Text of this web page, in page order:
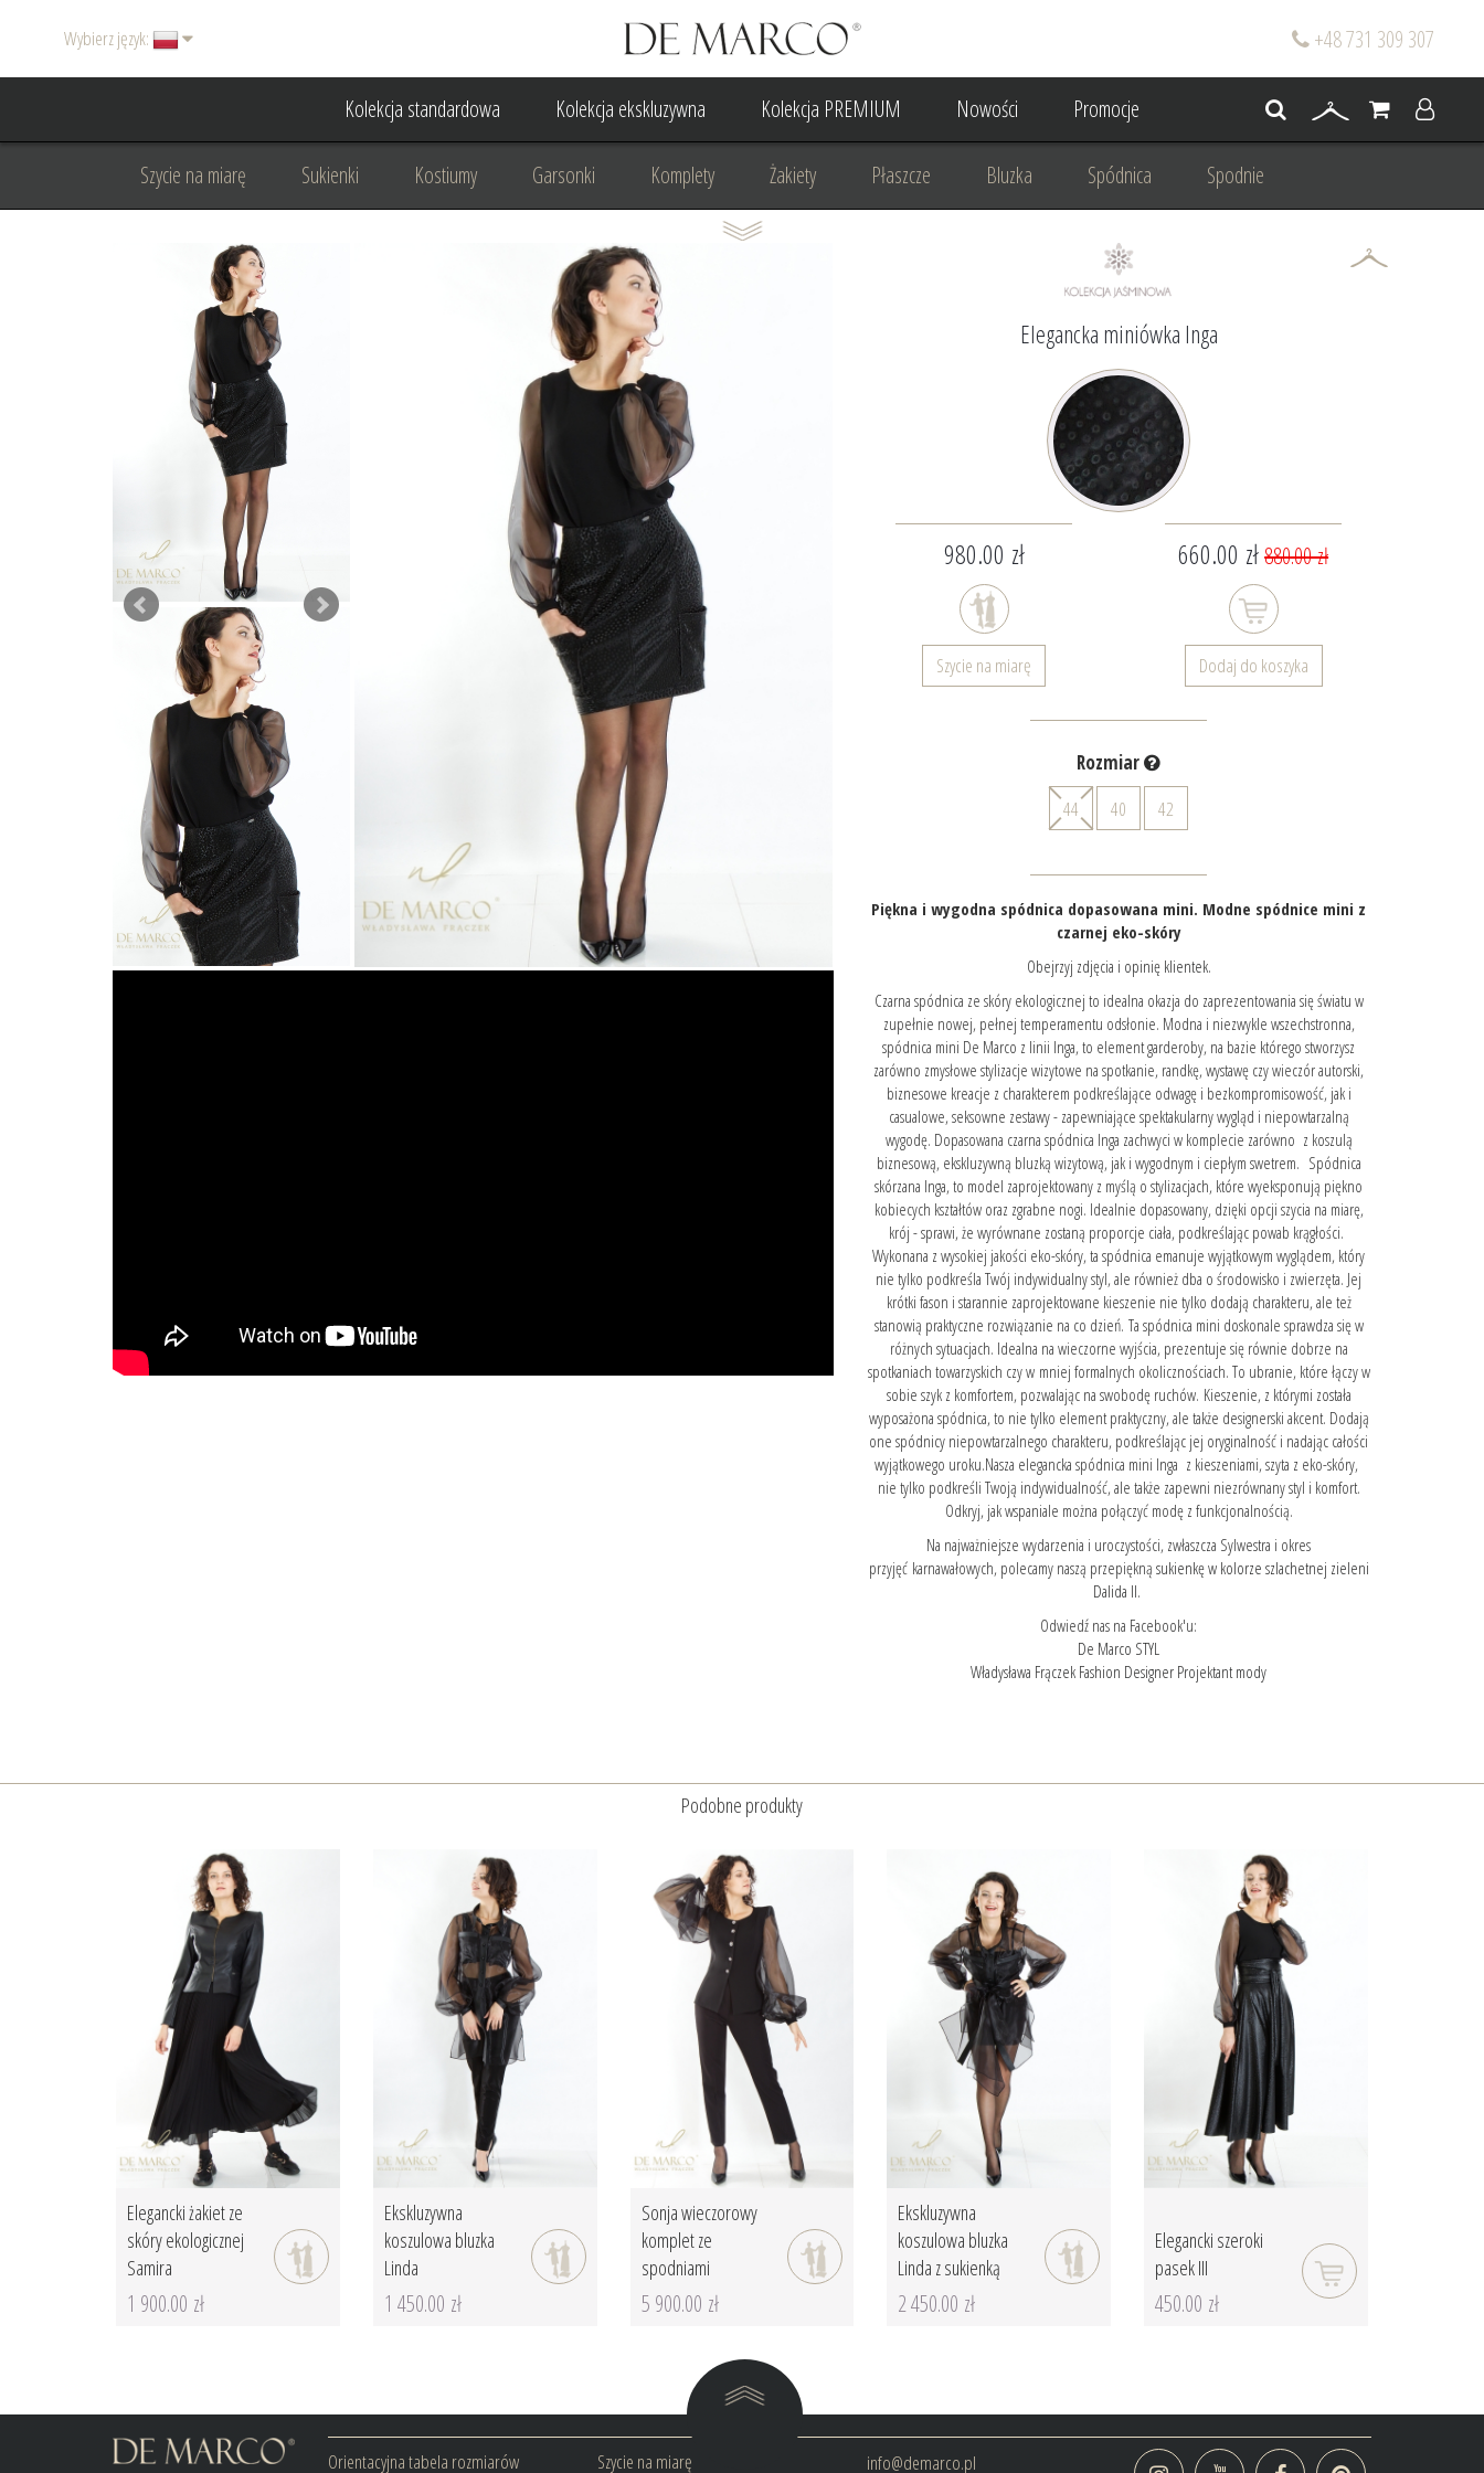
+48 731 309 307
Wybierz język:
Kolekcja standardowa Kolekcja ekskluzywna Kolekcja PREMIUM Nowości Promocje
Szycie na miarę Sukienki Kostiumy Garsonki Komplety Żakiety Płaszcze Bluzka Spódnica Spodnie
Dodatki Suknia Wieczorowa Suknia Ślubna Dla mamy wesela
Odzież wizytowa Odzież biznesowa Projektowanie/ Stylizacja
Elegancka miniówka Inga
980.00 zł
Szycie na miarę
660.00 zł880.00 zł
Dodaj do koszyka
Rozmiar
44
40 42
Piękna i wygodna spódnica dopasowana mini. Modne spódnice mini z
czarnej eko-skóry
Obejrzyj zdjęcia i opinię klientek.
Czarna spódnica ze skóry ekologicznej to idealna okazja do zaprezentowania się światu w
zupełnie nowej, pełnej temperamentu odsłonie. Modna i niezwykle wszechstronna,
spódnica mini De Marco z linii Inga, to element garderoby, na bazie którego stworzysz
zarówno zmysłowe stylizacje wizytowe na spotkanie, randkę, wystawę czy wieczór autorski,
biznesowe kreacje z charakterem podkreślające odwagę i bezkompromisowość, jak i
casualowe, seksowne zestawy - zapewniające spektakularny wygląd i niepowtarzalną
wygodę. Dopasowana czarna spódnica Inga zachwyci w komplecie zarówno z koszulą
biznesową, ekskluzywną bluzką wizytową, jak i wygodnym i ciepłym swetrem. Spódnica
skórzana Inga, to model zaprojektowany z myślą o stylizacjach, które wyeksponują piękno
kobiecych kształtów oraz zgrabne nogi. Idealnie dopasowany, dzięki opcji szycia na miarę,
krój - sprawi, że wyrównane zostaną proporcje ciała, podkreślając powab krągłości.
Wykonana z wysokiej jakości eko-skóry, ta spódnica emanuje wyjątkowym wyglądem, który
nie tylko podkreśla Twój indywidualny styl, ale również dba o środowisko i zwierzęta. Jej
krótki fason i starannie zaprojektowane kieszenie nie tylko dodają charakteru, ale też
stanowią praktyczne rozwiązanie na co dzień. Ta spódnica mini doskonale sprawdza się w
różnych sytuacjach. Idealna na wieczorne wyjścia, prezentuje się równie dobrze na
spotkaniach towarzyskich czy w mniej formalnych okolicznościach. To ubranie, które łączy w
sobie szyk z komfortem, pozwalając na swobodę ruchów. Kieszenie, z którymi została
wyposażona spódnica, to nie tylko element praktyczny, ale także designerski akcent. Dodają
one spódnicy niepowtarzalnego charakteru, podkreślając jej oryginalność i nadając całości
wyjątkowego uroku.Nasza elegancka spódnica mini Inga z kieszeniami, szyta z eko-skóry,
nie tylko podkreśli Twoją indywidualność, ale także zapewni niezrównany styl i komfort.
Odkryj, jak wspaniale można połączyć modę z funkcjonalnością.
Na najważniejsze wydarzenia i uroczystości, zwłaszcza Sylwestra i okres
przyjęć karnawałowych, polecamy naszą przepiękną sukienkę w kolorze szlachetnej zieleni
Dalida II.
Odwiedź nas na Facebook'u:
De Marco STYL
Władysława Frączek Fashion Designer Projektant mody
Podobne produkty
Elegancki żakiet ze
skóry ekologicznej
Samira
1 900.00 zł
Ekskluzywna
koszulowa bluzka
Linda
1 450.00 zł
Sonja wieczorowy
komplet ze
spodniami
5 900.00 zł
Ekskluzywna
koszulowa bluzka
Linda z sukienką
2 450.00 zł
Elegancki szeroki
pasek III
450.00 zł
Orientacyjna tabela rozmiarów Szycie na miarę info@demarco.pl